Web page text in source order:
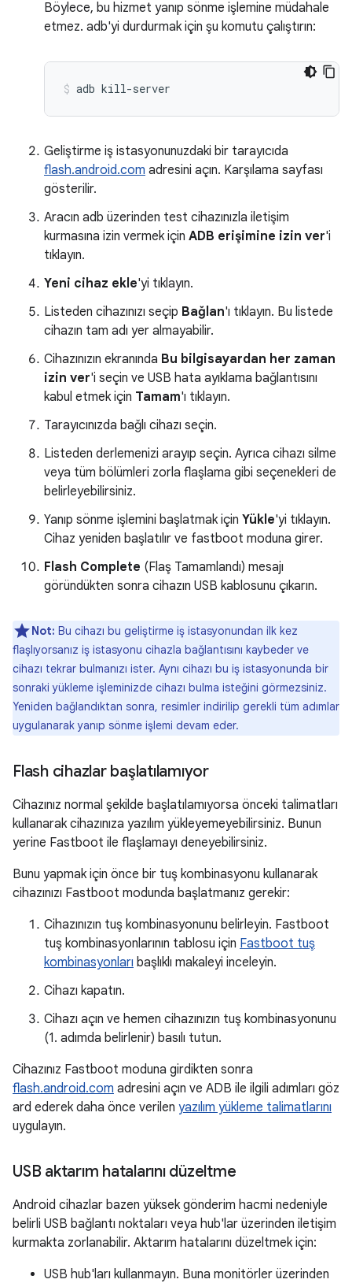
Böylece, bu hizmet yanıp sönme işlemine müdahale
etmez. adb'yi durdurmak için şu komutu çalıştırın:
adb kill-server
Geliştirme iş istasyonunuzdaki bir tarayıcıda
flash.android.com adresini açın. Karşılama sayfası
gösterilir.
Aracın adb üzerinden test cihazınızla iletişim
kurmasına izin vermek için ADB erişimine izin ver'i
tıklayın.
Yeni cihaz ekle'yi tıklayın.
Listeden cihazınızı seçip Bağlan'ı tıklayın. Bu listede
cihazın tam adı yer almayabilir.
Cihazınızın ekranında Bu bilgisayardan her zaman
izin ver'i seçin ve USB hata ayıklama bağlantısını
kabul etmek için Tamam'ı tıklayın.
Tarayıcınızda bağlı cihazı seçin.
Listeden derlemenizi arayıp seçin. Ayrıca cihazı silme
veya tüm bölümleri zorla flaşlama gibi seçenekleri de
belirleyebilirsiniz.
Yanıp sönme işlemini başlatmak için Yükle'yi tıklayın.
Cihaz yeniden başlatılır ve fastboot moduna girer.
Flash Complete (Flaş Tamamlandı) mesajı
göründükten sonra cihazın USB kablosunu çıkarın.
Not: Bu cihazı bu geliştirme iş istasyonundan ilk kez
flaşlıyorsanız iş istasyonu cihazla bağlantısını kaybeder ve
cihazı tekrar bulmanızı ister. Aynı cihazı bu iş istasyonunda bir
sonraki yükleme işleminizde cihazı bulma isteğini görmezsiniz.
Yeniden bağlandıktan sonra, resimler indirilip gerekli tüm adımlar
uygulanarak yanıp sönme işlemi devam eder.
Flash cihazlar başlatılamıyor
Cihazınız normal şekilde başlatılamıyorsa önceki talimatları
kullanarak cihazınıza yazılım yükleyemeyebilirsiniz. Bunun
yerine Fastboot ile flaşlamayı deneyebilirsiniz.
Bunu yapmak için önce bir tuş kombinasyonu kullanarak
cihazınızı Fastboot modunda başlatmanız gerekir:
Cihazınızın tuş kombinasyonunu belirleyin. Fastboot
tuş kombinasyonlarının tablosu için Fastboot tuş
kombinasyonları başlıklı makaleyi inceleyin.
Cihazı kapatın.
Cihazı açın ve hemen cihazınızın tuş kombinasyonunu
(1. adımda belirlenir) basılı tutun.
Cihazınız Fastboot moduna girdikten sonra
flash.android.com adresini açın ve ADB ile ilgili adımları göz
ard ederek daha önce verilen yazılım yükleme talimatlarını
uygulayın.
USB aktarım hatalarını düzeltme
Android cihazlar bazen yüksek gönderim hacmi nedeniyle
belirli USB bağlantı noktaları veya hub'lar üzerinden iletişim
kurmakta zorlanabilir. Aktarım hatalarını düzeltmek için:
USB hub'ları kullanmayın. Buna monitörler üzerinden